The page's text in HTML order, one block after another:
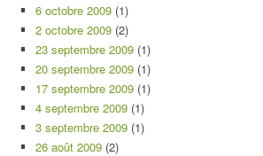
6 octobre 2009 (1)
2 octobre 2009 (2)
23 septembre 2009 (1)
20 septembre 2009 (1)
17 septembre 2009 (1)
4 septembre 2009 (1)
3 septembre 2009 (1)
26 août 2009 (2)